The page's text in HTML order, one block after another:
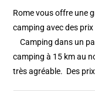
Rome vous offre une
camping avec des
Camping dans un
camping à 15 km au
très agréable. Des